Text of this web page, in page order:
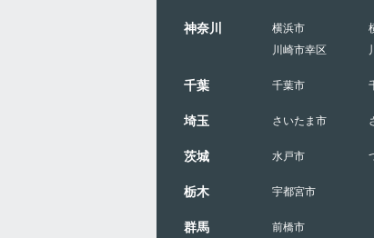
神奈川 横浜市
川崎市幸区
千葉 千葉市
埼玉 さいたま市
茨城 水戸市
栃木 宇都宮市
群馬 前橋市